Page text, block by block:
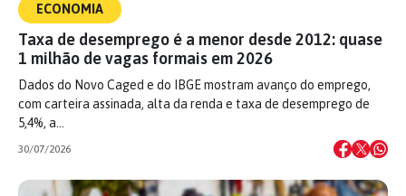
ECONOMIA
Taxa de desemprego é a menor desde 2012: quase
1 milhão de vagas formais em 2026
Dados do Novo Caged e do IBGE mostram avanço do emprego,
com carteira assinada, alta da renda e taxa de desemprego de
5,4%, a…
30/07/2026